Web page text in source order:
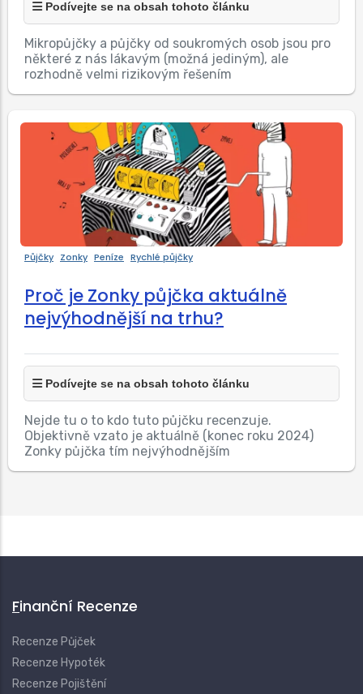
Podívejte se na obsah tohoto článku
Mikropůjčky a půjčky od soukromých osob jsou pro
některé z nás lákavým (možná jediným), ale
rozhodně velmi rizikovým řešením
Půjčky Zonky Peníze Rychlé půjčky
Proč je Zonky půjčka aktuálně
nejvýhodnější na trhu?
Podívejte se na obsah tohoto článku
Nejde tu o to kdo tuto půjčku recenzuje.
Objektivně vzato je aktuálně (konec roku 2024)
Zonky půjčka tím nejvýhodnějším
Finanční Recenze
Recenze Půjček
Recenze Hypoték
Recenze Pojištění